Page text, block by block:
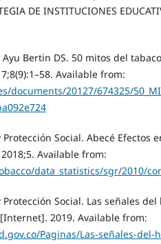
DE INSTITUCIONES
Bertin DS. 50 mitos del
Available from:
documents/20127/674325/
Social. Abecé Efectos
Available from:
data_statistics/sgr/2010/
Social. Las señales
2019. Available from:
Paginas/Las-señales-del-